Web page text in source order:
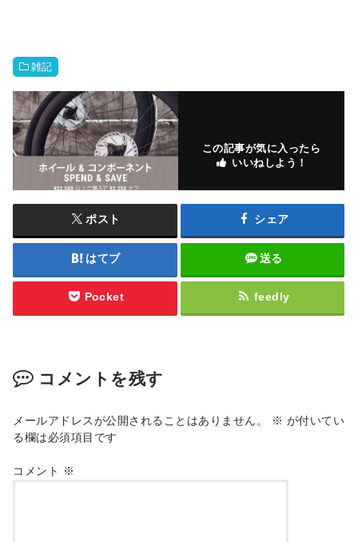
雑記
この記事が気に入ったら
いいねしよう！
ポスト シェア
はてブ 送る
Pocket feedly
コメントを残す
メールアドレスが公開されることはありません。 ※ が付いてい
る欄は必須項目です
コメント ※